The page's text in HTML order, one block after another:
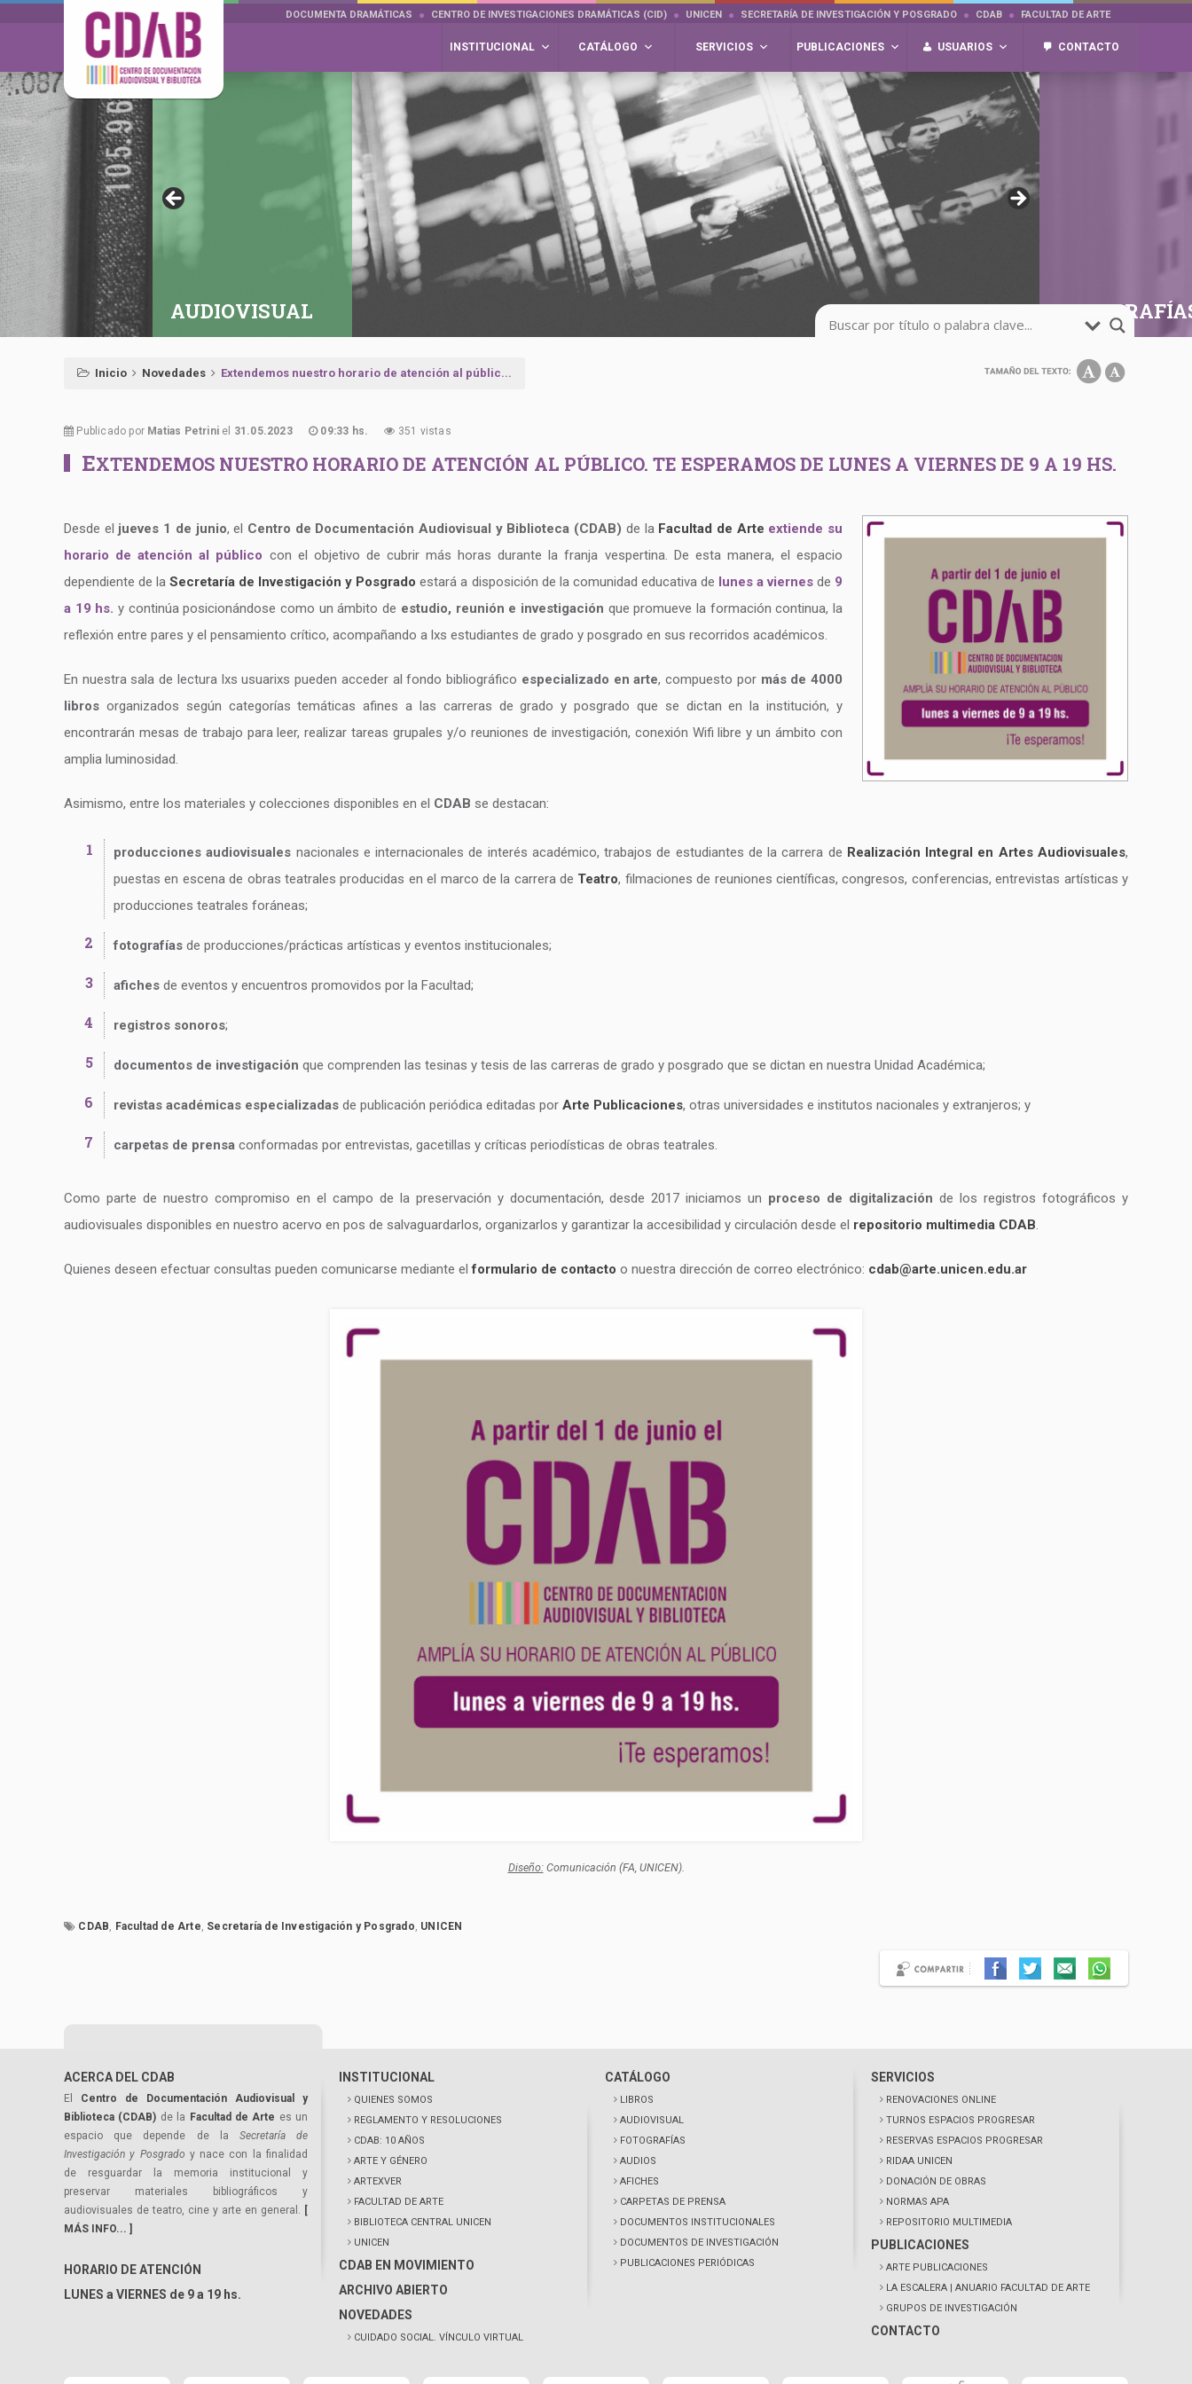
DOCUMENTA DRAMÁTICAS CENTRO DE INVESTIGACIONES DRAMÁTICAS (CID) UNICEN SECRETARÍA DE INVESTIGACIÓN Y POSGRADO CDAB FACULTAD DE ARTE
INSTITUCIONAL CATÁLOGO SERVICIOS PUBLICACIONES USUARIOS CONTACTO
AUDIOVISUAL
Inicio Novedades Extendemos nuestro horario de atención al públic...
Publicado por Matias Petrini el 31.05.2023 09:33 hs. 351 vistas
EXTENDEMOS NUESTRO HORARIO DE ATENCIÓN AL PÚBLICO. TE ESPERAMOS DE LUNES A VIERNES DE 9 A 19 HS.
Desde el jueves 1 de junio, el Centro de Documentación Audiovisual y Biblioteca (CDAB) de la Facultad de Arte extiende su
horario de atención al público con el objetivo de cubrir más horas durante la franja vespertina. De esta manera, el espacio
dependiente de laSecretaría de Investigación y Posgrado estará a disposición de la comunidad educativa de lunes a viernesde 9
a 19 hs. y continúa posicionándose como un ámbito de estudio, reunión e investigación que promueve la formación continua, la
reflexión entre pares y el pensamiento crítico, acompañando a lxs estudiantes de grado y posgrado en sus recorridos académicos.
En nuestra sala de lectura lxs usuarixs pueden acceder al fondo bibliográfico especializado en arte, compuesto por más de 4000
libros organizados según categorías temáticas afines a las carreras de grado y posgrado que se dictan en la institución, y
encontrarán mesas de trabajo para leer, realizar tareas grupales y/o reuniones de investigación, conexión Wifi libre y un ámbito con
amplia luminosidad.
Asimismo, entre los materiales y colecciones disponibles en el CDAB se destacan:
producciones audiovisuales nacionales e internacionales de interés académico, trabajos de estudiantes de la carrera de Realización Integral en Artes Audiovisuales,
puestas en escena de obras teatrales producidas en el marco de la carrera de Teatro, filmaciones de reuniones científicas, congresos, conferencias, entrevistas artísticas y
producciones teatrales foráneas;
fotografías de producciones/prácticas artísticas y eventos institucionales;
afiches de eventos y encuentros promovidos por la Facultad;
registros sonoros;
documentos de investigación que comprenden las tesinas y tesis de las carreras de grado y posgrado que se dictan en nuestra Unidad Académica;
revistas académicas especializadas de publicación periódica editadas por Arte Publicaciones, otras universidades e institutos nacionales y extranjeros; y
carpetas de prensa conformadas por entrevistas, gacetillas y críticas periodísticas de obras teatrales.
Como parte de nuestro compromiso en el campo de la preservación y documentación, desde 2017 iniciamos un proceso de digitalización de los registros fotográficos y
audiovisuales disponibles en nuestro acervo en pos de salvaguardarlos, organizarlos y garantizar la accesibilidad y circulación desde el repositorio multimedia CDAB.
Quienes deseen efectuar consultas pueden comunicarse mediante elformulario de contacto o nuestra dirección de correo electrónico: cdab@arte.unicen.edu.ar
Diseño:Comunicación (FA, UNICEN).
CDAB, Facultad de Arte, Secretaría de Investigación y Posgrado, UNICEN
ACERCA DEL CDAB
El Centro de Documentación Audiovisual y
Biblioteca (CDAB) de la Facultad de Arte es un
espacio que depende de la Secretaría de
Investigación y Posgrado y nace con la finalidad
de resguardar la memoria institucional y
preservar materiales bibliográficos y
audiovisuales de teatro, cine y arte en general. [
MÁS INFO... ]
HORARIO DE ATENCIÓN
LUNES a VIERNES de 9 a 19 hs.
INSTITUCIONAL
QUIENES SOMOS
REGLAMENTO Y RESOLUCIONES
CDAB: 10 AÑOS
ARTE Y GÉNERO
ARTEXVER
FACULTAD DE ARTE
BIBLIOTECA CENTRAL UNICEN
UNICEN
CDAB EN MOVIMIENTO
ARCHIVO ABIERTO
NOVEDADES
CUIDADO SOCIAL. VÍNCULO VIRTUAL
CATÁLOGO
LIBROS
AUDIOVISUAL
FOTOGRAFÍAS
AUDIOS
AFICHES
CARPETAS DE PRENSA
DOCUMENTOS INSTITUCIONALES
DOCUMENTOS DE INVESTIGACIÓN
PUBLICACIONES PERIÓDICAS
SERVICIOS
RENOVACIONES ONLINE
TURNOS ESPACIOS PROGRESAR
RESERVAS ESPACIOS PROGRESAR
RIDAA UNICEN
DONACIÓN DE OBRAS
NORMAS APA
REPOSITORIO MULTIMEDIA
PUBLICACIONES
ARTE PUBLICACIONES
LA ESCALERA | ANUARIO FACULTAD DE ARTE
GRUPOS DE INVESTIGACIÓN
CONTACTO